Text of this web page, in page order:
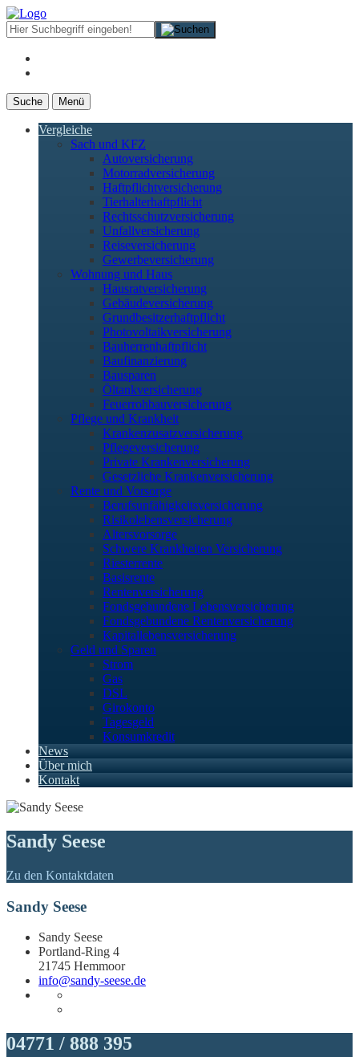
Suche Menü
Vergleiche
Sach und KFZ
Autoversicherung
Motorradversicherung
Haftpflichtversicherung
Tierhalterhaftpflicht
Rechtsschutzversicherung
Unfallversicherung
Reiseversicherung
Gewerbeversicherung
Wohnung und Haus
Hausratversicherung
Gebäudeversicherung
Grundbesitzerhaftpflicht
Photovoltaikversicherung
Bauherrenhaftpflicht
Baufinanzierung
Bausparen
Öltankversicherung
Feuerrohbauversicherung
Pflege und Krankheit
Krankenzusatzversicherung
Pflegeversicherung
Private Krankenversicherung
Gesetzliche Krankenversicherung
Rente und Vorsorge
Berufs­unfähigkeitsversicherung
Risikolebensversicherung
Altersvorsorge
Schwere Krankheiten Versicherung
Riesterrente
Basisrente
Rentenversicherung
Fondsgebundene Lebensversicherung
Fondsgebundene Rentenversicherung
Kapitallebensversicherung
Geld und Sparen
Strom
Gas
DSL
Girokonto
Tagesgeld
Konsumkredit
News
Über mich
Kontakt
Sandy Seese
Zu den Kontaktdaten
Sandy Seese
Sandy Seese
Portland-Ring 4
21745 Hemmoor
info@sandy-seese.de
04771 / 888 395